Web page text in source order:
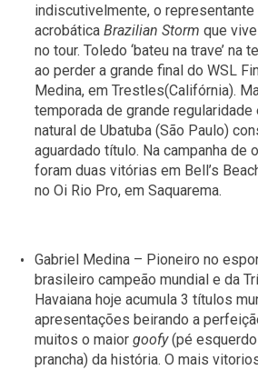
indiscutivelmente, o representante
acrobáticaBrazilian Storm que
no tour. Toledo ‘bateu na trave’ na
ao perder a grande final do WSL
Medina, em Trestles(Califórnia).
temporada de grande
natural de Ubatuba (São Paulo)
aguardado título. Na campanha de
foram duas vitórias em Bell’s
no Oi Rio Pro, em Saquarema.
Gabriel Medina – Pioneiro no
brasileiro campeão mundial e da
Havaiana hoje acumula 3 títulos
apresentações beirando a
muitos o maiorgoofy(pé
prancha) da história. O mais